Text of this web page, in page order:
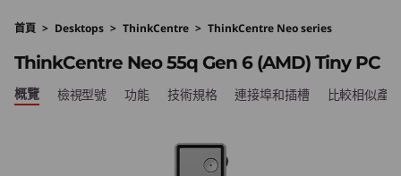
n
k
C
首頁 > Desktops > ThinkCentre > ThinkCentre Neo series
ThinkCentre Neo 55q Gen 6 (AMD) Tiny PC
概覽 檢視型號 功能 技術規格 連接埠和插槽 比較相似產品